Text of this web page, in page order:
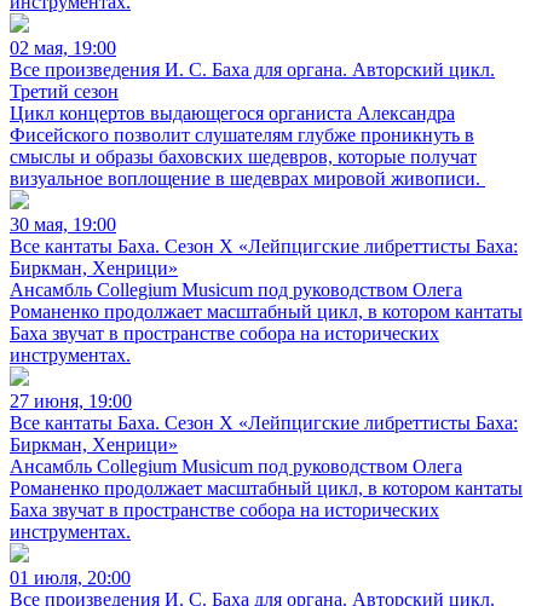
02 мая, 19:00
Все произведения И. С. Баха для органа. Авторский цикл.
Третий сезон
Цикл концертов выдающегося органиста Александра
Фисейского позволит слушателям глубже проникнуть в
смыслы и образы баховских шедевров, которые получат
визуальное воплощение в шедеврах мировой живописи.
30 мая, 19:00
Все кантаты Баха. Сезон X «Лейпцигские либреттисты Баха:
Биркман, Хенрици»
Ансамбль Collegium Musicum под руководством Олега
Романенко продолжает масштабный цикл, в котором кантаты
Баха звучат в пространстве собора на исторических
инструментах.
27 июня, 19:00
Все кантаты Баха. Сезон X «Лейпцигские либреттисты Баха:
Биркман, Хенрици»
Ансамбль Collegium Musicum под руководством Олега
Романенко продолжает масштабный цикл, в котором кантаты
Баха звучат в пространстве собора на исторических
инструментах.
01 июля, 20:00
Все произведения И. С. Баха для органа. Авторский цикл.